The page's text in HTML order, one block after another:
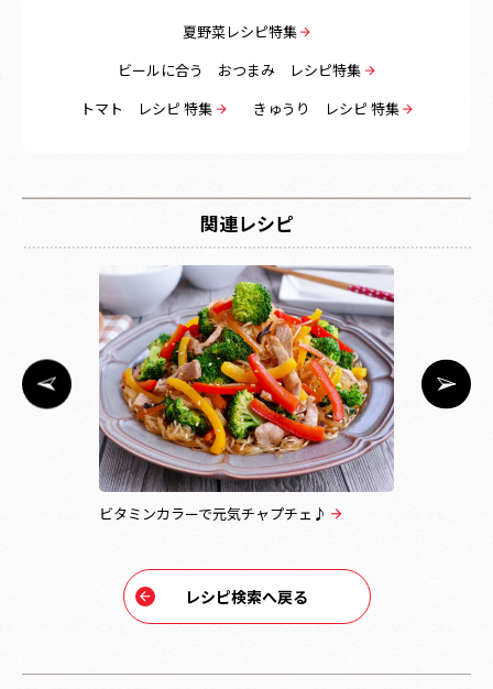
夏野菜レシピ特集
ビールに合う おつまみ レシピ特集
トマト レシピ 特集
きゅうり レシピ 特集
関連レシピ
ビタミンカラーで元気チャプチェ♪
レシピ検索へ戻る